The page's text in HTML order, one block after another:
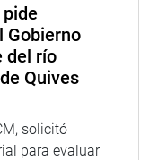
Gobierno
del río
Quives
solicitó
para evaluar